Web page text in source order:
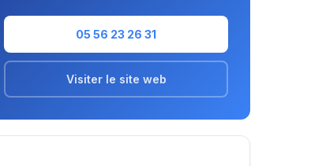
05 56 23 26 31
Visiter le site web